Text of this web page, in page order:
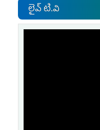
లైవ్ టి.వి